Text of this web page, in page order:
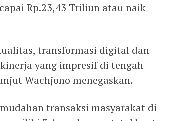
Rp.23,43 Triliun atau naik
transformasi digital dan
yang impresif di tengah
Wachjono menegaskan.
transaksi masyarakat di